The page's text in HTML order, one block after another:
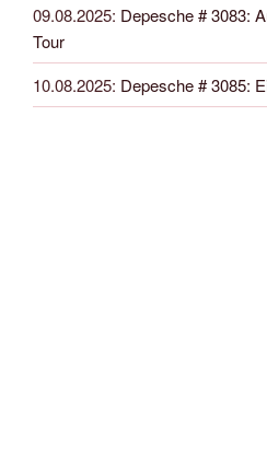
09.08.2025: Depesche # 3083:
Tour
10.08.2025: Depesche # 3085: